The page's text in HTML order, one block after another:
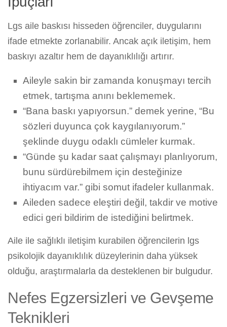
Lgs aile baskısı hisseden öğrenciler, duygularını
ifade etmekte zorlanabilir. Ancak açık iletişim, hem
baskıyı azaltır hem de dayanıklılığı artırır.
Aileyle sakin bir zamanda konuşmayı tercih
etmek, tartışma anını beklememek.
“Bana baskı yapıyorsun.” demek yerine, “Bu
sözleri duyunca çok kaygılanıyorum.”
şeklinde duygu odaklı cümleler kurmak.
“Günde şu kadar saat çalışmayı planlıyorum,
bunu sürdürebilmem için desteğinize
ihtiyacım var.” gibi somut ifadeler kullanmak.
Aileden sadece eleştiri değil, takdir ve motive
edici geri bildirim de istediğini belirtmek.
Aile ile sağlıklı iletişim kurabilen öğrencilerin lgs
psikolojik dayanıklılık düzeylerinin daha yüksek
olduğu, araştırmalarla da desteklenen bir bulgudur.
Nefes Egzersizleri ve Gevşeme
Teknikleri